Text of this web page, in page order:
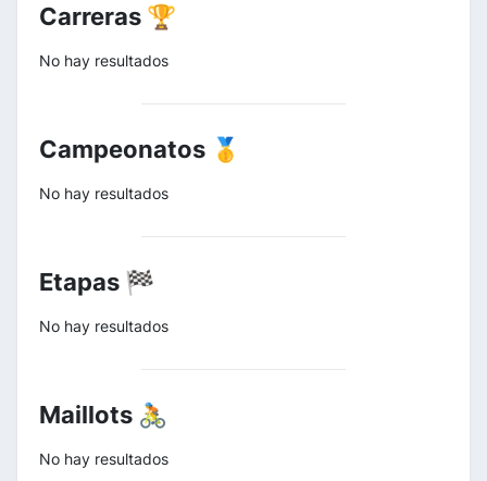
Carreras 🏆
No hay resultados
Campeonatos 🥇
No hay resultados
Etapas 🏁
No hay resultados
Maillots 🚴
No hay resultados